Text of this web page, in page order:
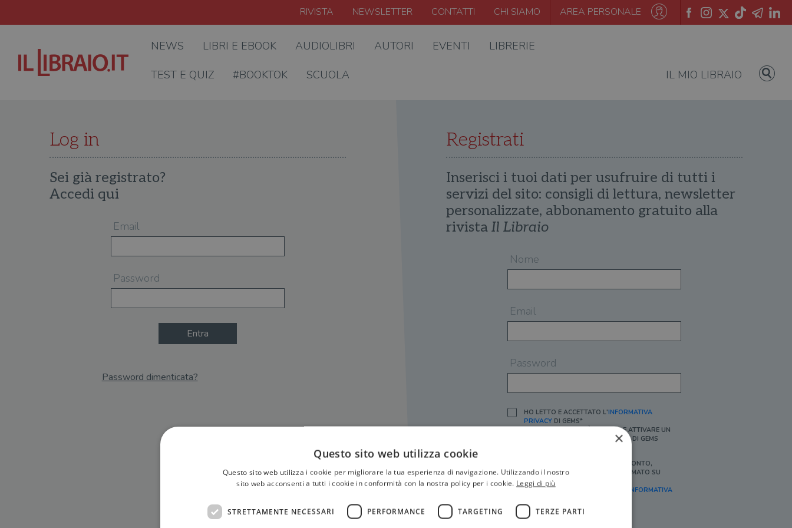
RIVISTA NEWSLETTER CONTATTI CHI SIAMO AREA PERSONALE
NEWS LIBRI E EBOOK AUDIOLIBRI AUTORI EVENTI LIBRERIE
TEST E QUIZ #BOOKTOK SCUOLA IL MIO LIBRAIO
Log in
Sei già registrato?
Accedi qui
Email
Password
Entra
Password dimenticata?
Registrati
Inserisci i tuoi dati per usufruire di tutti i
servizi del sito: consigli di lettura, newsletter
personalizzate, abbonamento gratuito alla
rivista Il Libraio
Nome
Email
Password
HO LETTO E ACCETTATO L'INFORMATIVA
PRIVACYDI GEMS*
IN MANCANZA NON È POSSIBILE ATTIVARE UN
ACCOUNT E/O RICEVERE I SERVIZI DI GEMS
SÌ, DESIDERO RICEVERE BUONI SCONTO,
OFFERTE SPECIALI, ESSERE INFORMATO SU
PROMOZIONI E NOVITÀ.
[FINALITÀ MARKETING, ART.2 (E),
INFORMATIVA
×
Questo sito web utilizza cookie
Questo sito web utilizza i cookie per migliorare la tua esperienza di navigazione. Utilizzando il nostro
sito web acconsenti a tutti i cookie in conformità con la nostra policy per i cookie. Leggi di più
STRETTAMENTE NECESSARI PERFORMANCE TARGETING TERZE PARTI